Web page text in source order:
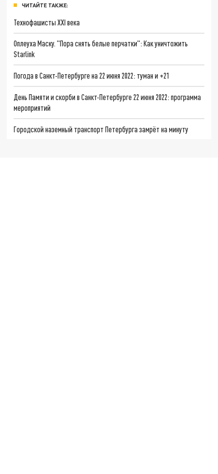
ЧИТАЙТЕ ТАКЖЕ:
Технофашисты XXI века
Оплеуха Маску. "Пора снять белые перчатки": Как уничтожить
Starlink
Погода в Санкт-Петербурге на 22 июня 2022: туман и +21
День Памяти и скорби в Санкт-Петербурге 22 июня 2022: программа
мероприятий
Городской наземный транспорт Петербурга замрёт на минуту